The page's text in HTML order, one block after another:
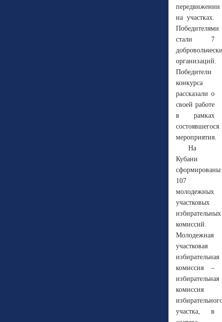
передвижении
на участках.
Победителями
стали 7
организаций.
Победители
конкурса
рассказали о
своей работе
в рамках
состоявшегося
мероприятия.
На
Кубани
сформированы
107
молодежных
участковых
избирательных
комиссий.
Молодежная
участковая
избирательная
комиссия –
избирательная
комиссия
участка, в